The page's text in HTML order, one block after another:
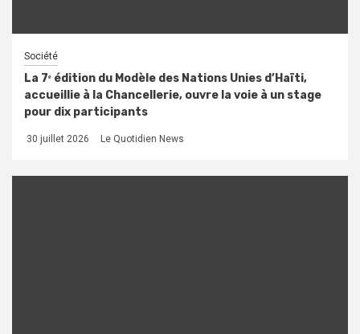
Société
La 7ᵉ édition du Modèle des Nations Unies d’Haïti,
accueillie à la Chancellerie, ouvre la voie à un stage
pour dix participants
30 juillet 2026 Le Quotidien News